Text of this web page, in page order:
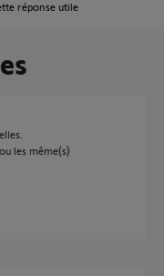
réponse utile
les même(s)